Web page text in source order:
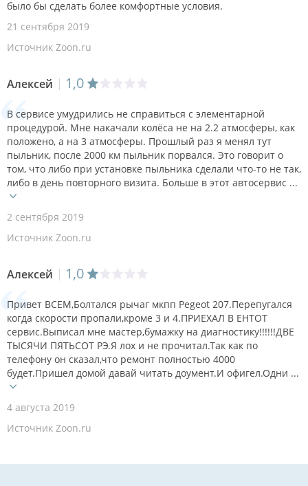
было бы сделать более комфортные условия.
21 сентября 2019
Источник Zoon.ru
Алексей 1,0
В сервисе умудрились не справиться с элементарной
процедурой. Мне накачали колёса не на 2.2 атмосферы, как
положено, а на 3 атмосферы. Прошлый раз я менял тут
пыльник, после 2000 км пыльник порвался. Это говорит о
том, что либо при установке пыльника сделали что-то не так,
либо в день повторного визита. Больше в этот автосервис ...
2 сентября 2019
Источник Zoon.ru
Алексей 1,0
Привет ВСЕМ,Болтался рычаг мкпп Pegeot 207.Перепугался
когда скорости пропали,кроме 3 и 4.ПРИЕХАЛ В ЕНТОТ
сервис.Выписал мне мастер,бумажку на диагностику!!!!!!ДВЕ
ТЫСЯЧИ ПЯТЬСОТ РЭ.Я лох и не прочитал.Так как по
телефону он сказал,что ремонт полностью 4000
будет.Пришел домой давай читать доумент.И офигел.Одни ...
4 августа 2019
Источник Zoon.ru